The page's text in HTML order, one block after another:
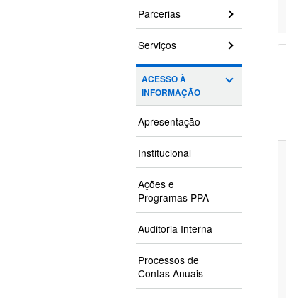
Parcerias
Serviços
ACESSO À
INFORMAÇÃO
Apresentação
Institucional
Ações e
Programas PPA
Auditoria Interna
Processos de
Contas Anuais